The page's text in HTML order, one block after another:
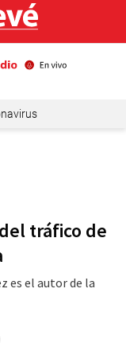
tráfico de
es el autor de la